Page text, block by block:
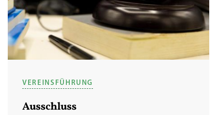
VEREINSFÜHRUNG
Ausschluss